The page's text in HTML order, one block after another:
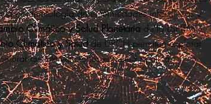
epidemiología de enfermedades infecciosas y
Climático y Salud Planetaria de la LSHTM y
Climatico y Saludde UPCH permiten explorar
las intervenciones en salud pública.